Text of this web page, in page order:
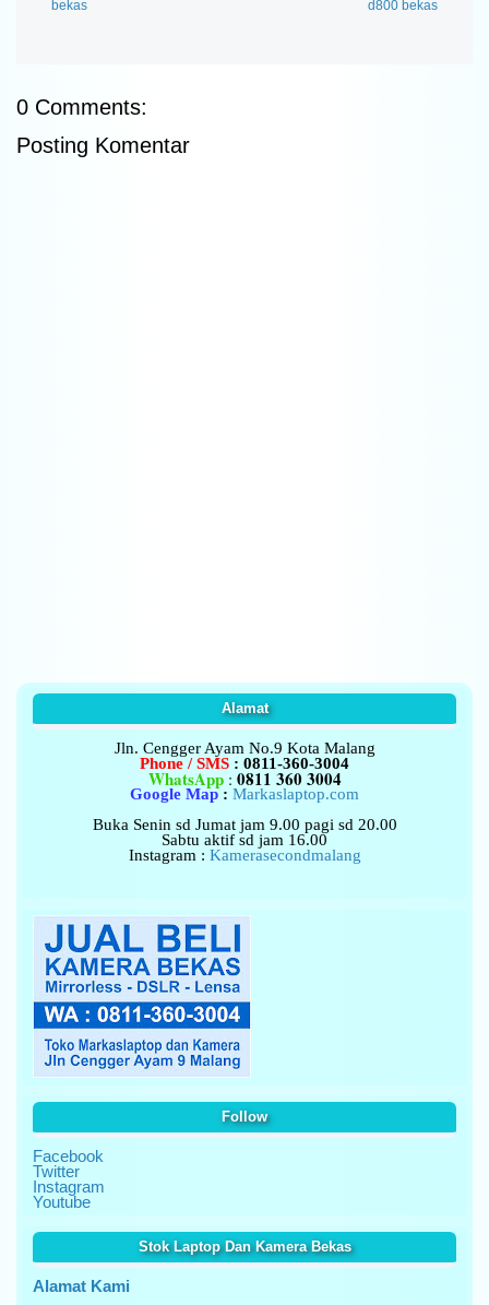
bekas d800 bekas
0 Comments:
Posting Komentar
Alamat
Jln. Cengger Ayam No.9 Kota Malang
Phone / SMS : 0811-360-3004
WhatsApp: 0811 360 3004
Google Map: Markaslaptop.com
Buka Senin sd Jumat jam 9.00 pagi sd 20.00
Sabtu aktif sd jam 16.00
Instagram : Kamerasecondmalang
Follow
Facebook
Twitter
Instagram
Youtube
Stok Laptop Dan Kamera Bekas
Alamat Kami